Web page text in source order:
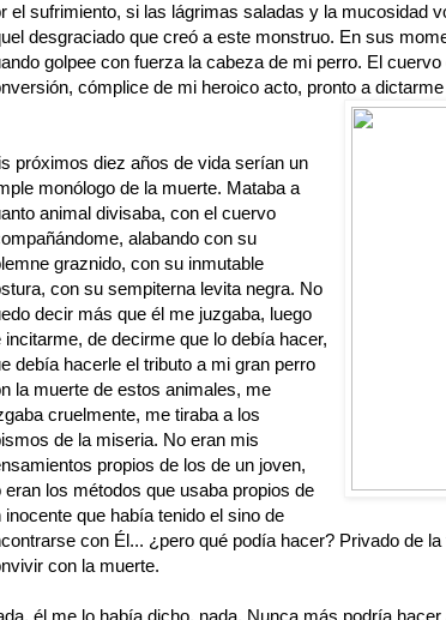
el sufrimiento, si las lágrimas saladas y la mucosidad
desgraciado que creó a este monstruo. En sus
golpee con fuerza la cabeza de mi perro. El
cómplice de mi heroico acto, pronto a
próximos diez años de vida serían un
monólogo de la muerte. Mataba a
animal divisaba, con el cuervo
alabando con su
graznido, con su inmutable
con su sempiterna levita negra. No
decir más que él me juzgaba, luego
incitarme, de decirme que lo debía hacer,
debía hacerle el tributo a mi gran perro
la muerte de estos animales, me
cruelmente, me tiraba a los
de la miseria. No eran mis
propios de los de un joven,
eran los métodos que usaba propios de
inocente que había tenido el sino de
con Él... ¿pero qué podía hacer? Privado de
con la muerte.